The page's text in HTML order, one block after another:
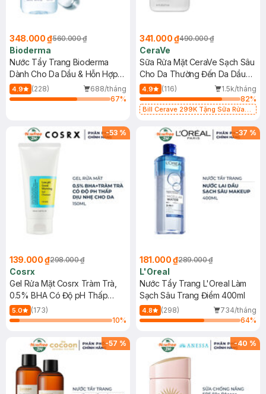
348.000 ₫560.000 ₫
Bioderma
Nước Tẩy Trang Bioderma
Dành Cho Da Dầu & Hỗn Hợp
500ml
4.9 (228)
688/tháng
67%
341.000 ₫490.000 ₫
CeraVe
Sữa Rửa Mặt CeraVe Sạch Sâu
Cho Da Thường Đến Da Dầu
473ml
4.9 (116)
1.5k/tháng
82%
Bill Cerave 299K Tặng Sữa Rửa
-53 %
139.000 ₫298.000 ₫
Cosrx
Gel Rửa Mặt Cosrx Tràm Trà,
0.5% BHA Có Độ pH Thấp
150ml
5.0
(173)
10%
-37 %
181.000 ₫289.000 ₫
L'Oreal
Nước Tẩy Trang L'Oreal Làm
Sạch Sâu Trang Điểm 400ml
4.8 (298)
734/tháng
64%
-57 % -40 %